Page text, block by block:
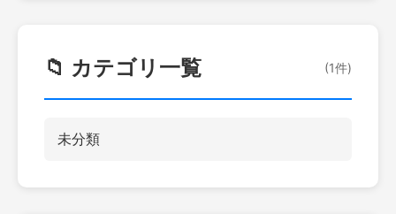
📁 カテゴリ一覧 (1件)
未分類